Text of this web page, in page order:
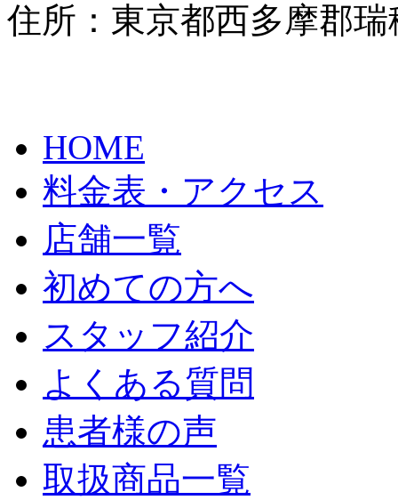
住所：東京都西多摩郡瑞
HOME
料金表・アクセス
店舗一覧
初めての方へ
スタッフ紹介
よくある質問
患者様の声
取扱商品一覧